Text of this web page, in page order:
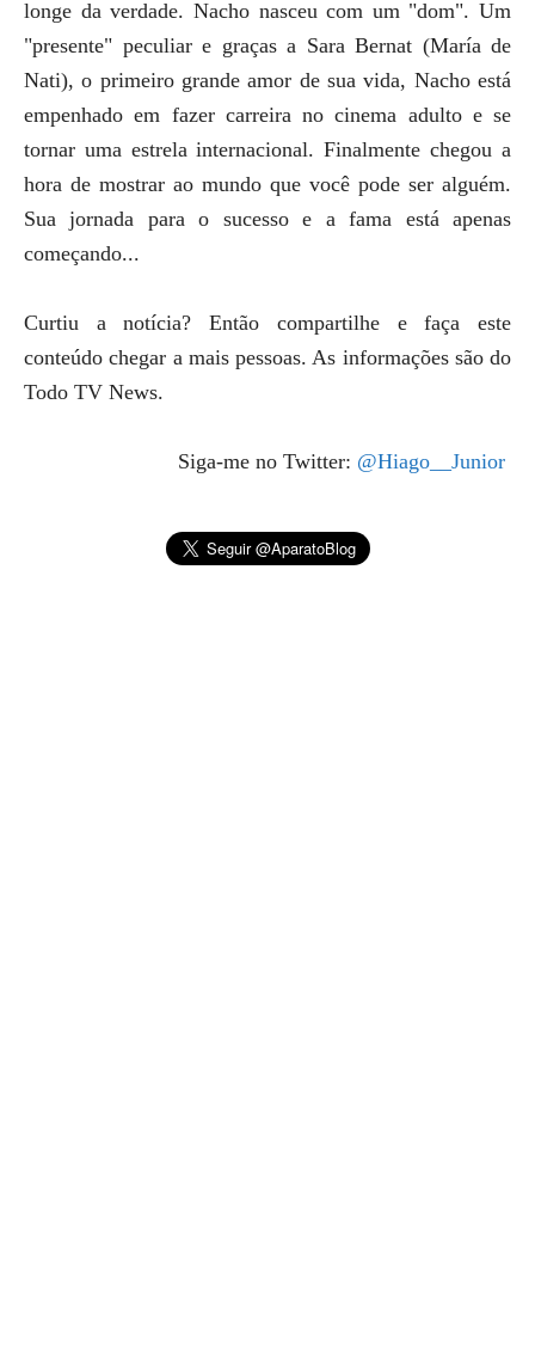
longe da verdade. Nacho nasceu com um "dom". Um
"presente" peculiar e graças a Sara Bernat (María de
Nati), o primeiro grande amor de sua vida, Nacho está
empenhado em fazer carreira no cinema adulto e se
tornar uma estrela internacional. Finalmente chegou a
hora de mostrar ao mundo que você pode ser alguém.
Sua jornada para o sucesso e a fama está apenas
começando...
Curtiu a notícia? Então compartilhe e faça este
conteúdo chegar a mais pessoas. As informações são do
Todo TV News.
Siga-me no Twitter: @Hiago__Junior